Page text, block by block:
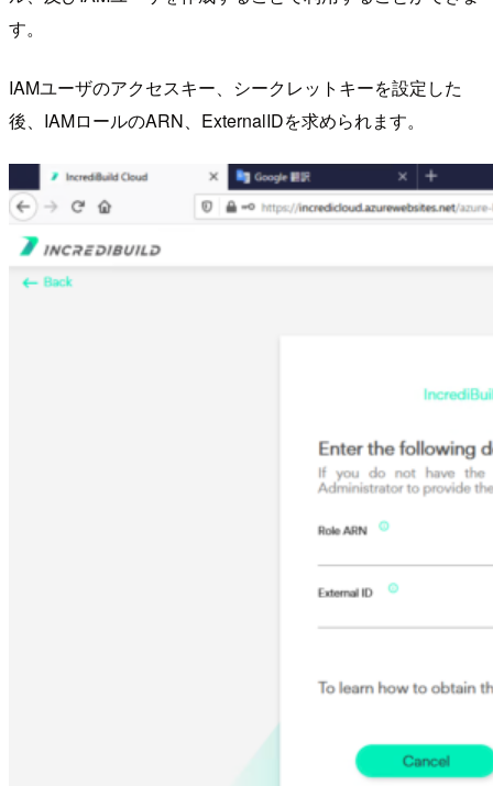
す。
IAMユーザのアクセスキー、シークレットキーを設定した
後、IAMロールのARN、ExternalIDを求められます。